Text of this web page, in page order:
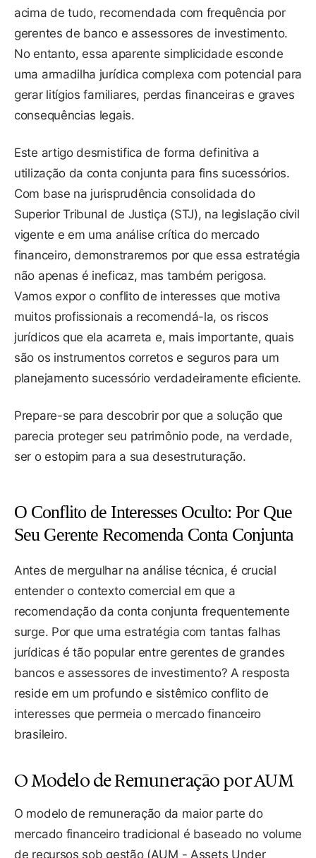
acima de tudo, recomendada com frequência por
gerentes de banco e assessores de investimento.
No entanto, essa aparente simplicidade esconde
uma armadilha jurídica complexa com potencial para
gerar litígios familiares, perdas financeiras e graves
consequências legais.
Este artigo desmistifica de forma definitiva a
utilização da conta conjunta para fins sucessórios.
Com base na jurisprudência consolidada do
Superior Tribunal de Justiça (STJ), na legislação civil
vigente e em uma análise crítica do mercado
financeiro, demonstraremos por que essa estratégia
não apenas é ineficaz, mas também perigosa.
Vamos expor o conflito de interesses que motiva
muitos profissionais a recomendá-la, os riscos
jurídicos que ela acarreta e, mais importante, quais
são os instrumentos corretos e seguros para um
planejamento sucessório verdadeiramente eficiente.
Prepare-se para descobrir por que a solução que
parecia proteger seu patrimônio pode, na verdade,
ser o estopim para a sua desestruturação.
O Conflito de Interesses Oculto: Por Que
Seu Gerente Recomenda Conta Conjunta
Antes de mergulhar na análise técnica, é crucial
entender o contexto comercial em que a
recomendação da conta conjunta frequentemente
surge. Por que uma estratégia com tantas falhas
jurídicas é tão popular entre gerentes de grandes
bancos e assessores de investimento? A resposta
reside em um profundo e sistêmico conflito de
interesses que permeia o mercado financeiro
brasileiro.
O Modelo de Remuneração por AUM
O modelo de remuneração da maior parte do
mercado financeiro tradicional é baseado no volume
de recursos sob gestão (AUM - Assets Under